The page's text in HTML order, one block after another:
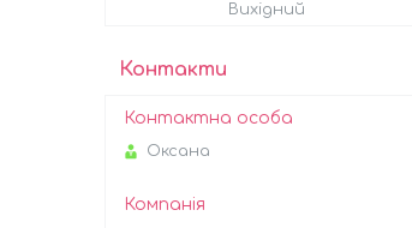
Вихідний
Контакти
Оксана